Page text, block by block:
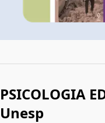
PSICOLOGIA
Unesp